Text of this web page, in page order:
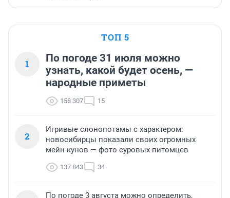
ТОП 5
1
По погоде 31 июля можно
узнать, какой будет осень, —
народные приметы
158 307 15
2
Игривые слонопотамы с характером:
новосибирцы показали своих огромных
мейн-кунов — фото суровых питомцев
137 843 34
По погоде 3 августа можно определить,